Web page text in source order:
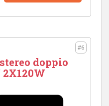
#6
doppio
2X120W